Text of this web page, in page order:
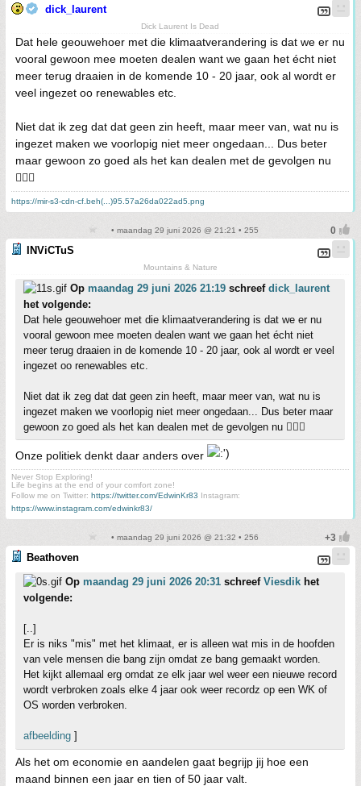
dick_laurent
Dick Laurent Is Dead
Dat hele geouwehoer met die klimaatverandering is dat we er nu
vooral gewoon mee moeten dealen want we gaan het écht niet
meer terug draaien in de komende 10 - 20 jaar, ook al wordt er
veel ingezet oo renewables etc.
Niet dat ik zeg dat dat geen zin heeft, maar meer van, wat nu is
ingezet maken we voorlopig niet meer ongedaan... Dus beter
maar gewoon zo goed als het kan dealen met de gevolgen nu
🤷🏻‍♂️
https://mir-s3-cdn-cf.beh(...)95.57a26da022ad5.png
• maandag 29 juni 2026 @ 21:21 • 255
INViCTuS
Mountains & Nature
Op maandag 29 juni 2026 21:19 schreef dick_laurent
het volgende:
Dat hele geouwehoer met die klimaatverandering is dat we er nu
vooral gewoon mee moeten dealen want we gaan het écht niet
meer terug draaien in de komende 10 - 20 jaar, ook al wordt er veel
ingezet oo renewables etc.
Niet dat ik zeg dat dat geen zin heeft, maar meer van, wat nu is
ingezet maken we voorlopig niet meer ongedaan... Dus beter maar
gewoon zo goed als het kan dealen met de gevolgen nu 🤷🏻‍♂️
Onze politiek denkt daar anders over
Never Stop Exploring!
Life begins at the end of your comfort zone!
Follow me on Twitter: https://twitter.com/EdwinKr83 Instagram:
https://www.instagram.com/edwinkr83/
• maandag 29 juni 2026 @ 21:32 • 256
Beathoven
Op maandag 29 juni 2026 20:31 schreef Viesdik het
volgende:
[..]
Er is niks "mis" met het klimaat, er is alleen wat mis in de hoofden
van vele mensen die bang zijn omdat ze bang gemaakt worden.
Het kijkt allemaal erg omdat ze elk jaar wel weer een nieuwe record
wordt verbroken zoals elke 4 jaar ook weer recordz op een WK of
OS worden verbroken.
afbeelding ]
Als het om economie en aandelen gaat begrijp jij hoe een
maand binnen een jaar en tien of 50 jaar valt.